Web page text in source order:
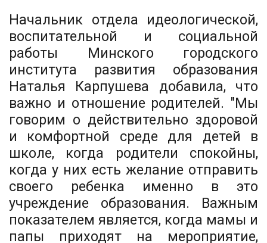
Начальник отдела идеологической,
воспитательной и социальной
работы Минского городского
института развития образования
Наталья Карпушева добавила, что
важно и отношение родителей. "Мы
говорим о действительно здоровой
и комфортной среде для детей в
школе, когда родители спокойны,
когда у них есть желание отправить
своего ребенка именно в это
учреждение образования. Важным
показателем является, когда мамы и
папы приходят на мероприятие,